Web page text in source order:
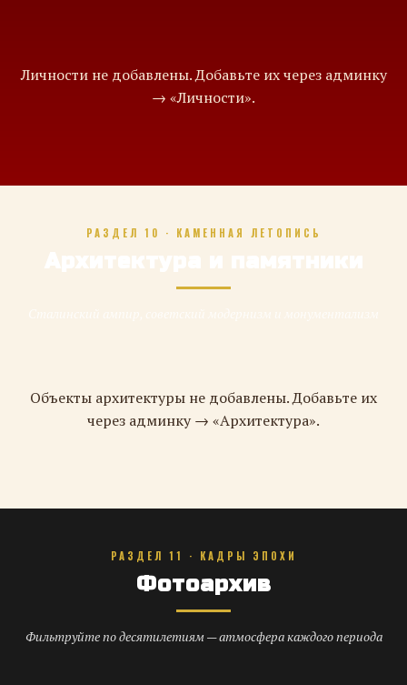
Личности не добавлены. Добавьте их через админку
→ «Личности».
РАЗДЕЛ 10 · КАМЕННАЯ ЛЕТОПИСЬ
Архитектура и памятники
Объекты архитектуры не добавлены. Добавьте их
через админку → «Архитектура».
РАЗДЕЛ 11 · КАДРЫ ЭПОХИ
Фотоархив
Фильтруйте по десятилетиям — атмосфера каждого периода